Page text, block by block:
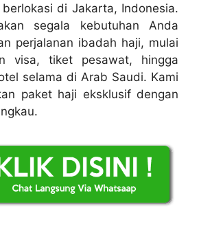
di Jakarta, Indonesia.
segala kebutuhan Anda
perjalanan ibadah haji, mulai
visa, tiket pesawat, hingga
selama di Arab Saudi. Kami
paket haji eksklusif dengan